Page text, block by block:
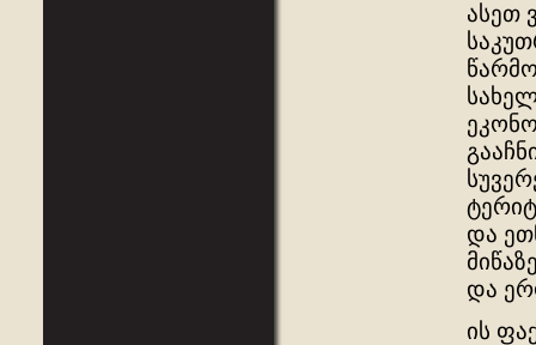
ასეთ
და
და
ის